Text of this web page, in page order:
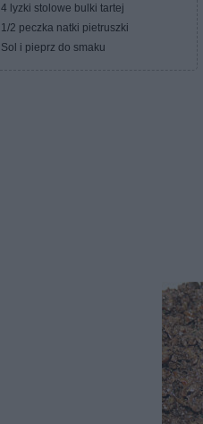
4 lyzki stolowe bulki tartej
1/2 peczka natki pietruszki
Sol i pieprz do smaku